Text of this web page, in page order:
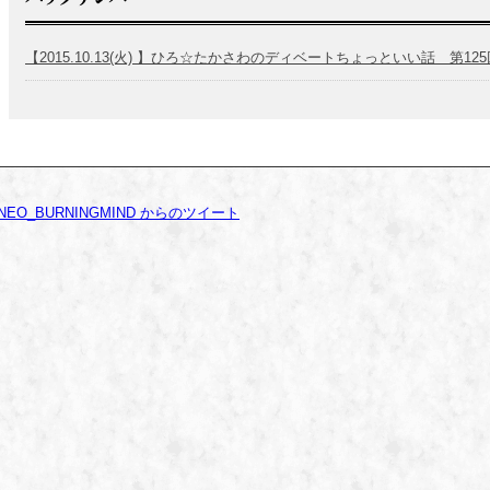
【2015.10.13(火) 】ひろ☆たかさわのディベートちょっといい話 第125
からのツイート